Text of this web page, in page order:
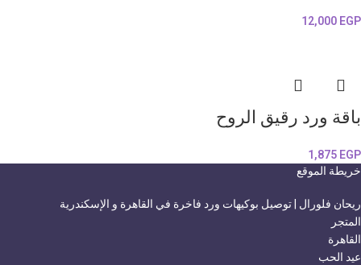
12,000 EGP
باقة ورد رقيق الروح
1,875 EGP
خريطة الموقع
ريحان فلورال | توصيل بوكيهات ورد فاخرة في القاهرة و الإسكندرية
المتجر
القاهرة
عيد الحب